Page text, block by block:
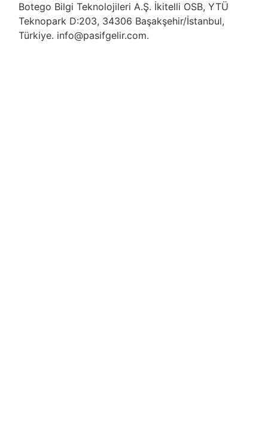
Botego Bilgi Teknolojileri A.Ş. İkitelli OSB, YTÜ
Teknopark D:203, 34306 Başakşehir/İstanbul,
Türkiye. info@pasifgelir.com.